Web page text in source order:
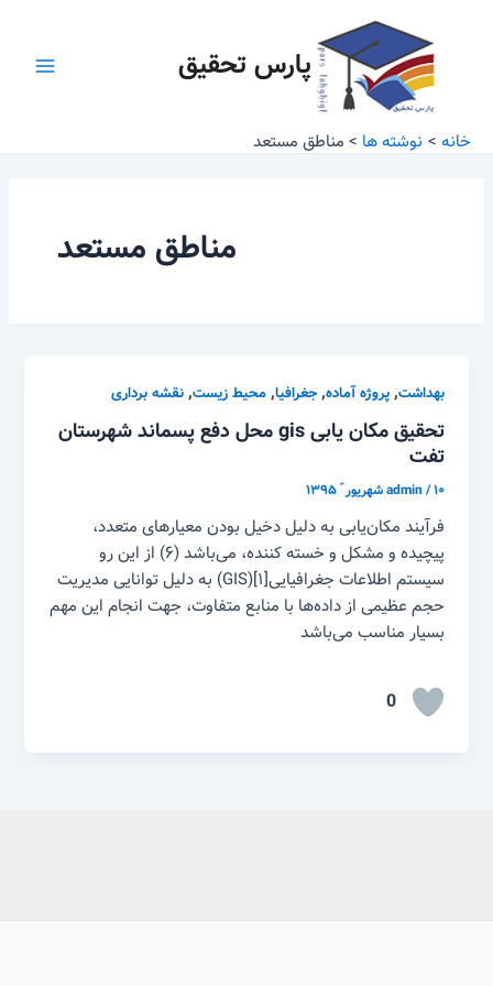
پارس تحقیق
خانه نوشته ها مناطق مستعد
مناطق مستعد
بهداشت,پروژه آماده,جغرافیا,محیط زیست,نقشه برداری
تحقیق مکان یابی gis محل دفع پسماند شهرستان
تفت
admin/۱۰ شهریور ّ ۱۳۹۵
فرآیند مکان‌یابی به دلیل دخیل بودن معیارهای متعدد،
پیچیده و مشکل و خسته کننده، می‌باشد (۶) از این رو
سیستم اطلاعات جغرافیایی[۱](GIS) به دلیل توانایی مدیریت
حجم عظیمی از داده‌ها با منابع متفاوت، جهت انجام این مهم
بسیار مناسب می‌باشد
0